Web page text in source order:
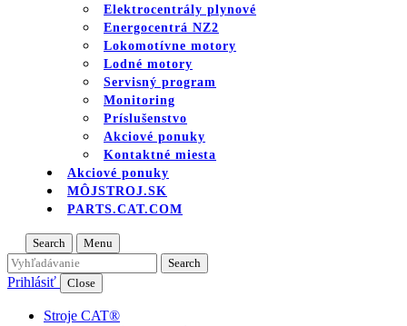
Elektrocentrály plynové
Energocentrá NZ2
Lokomotívne motory
Lodné motory
Servisný program
Monitoring
Príslušenstvo
Akciové ponuky
Kontaktné miesta
Akciové ponuky
MÔJSTROJ.SK
PARTS.CAT.COM
Search Menu
Prihlásiť Close
Stroje CAT®